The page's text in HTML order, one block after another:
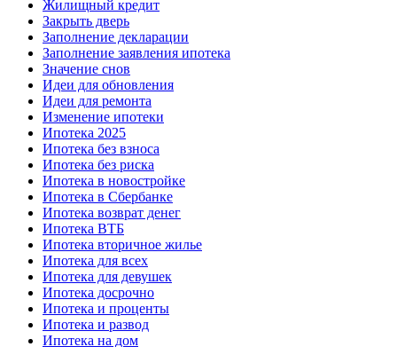
Жилищный кредит
Закрыть дверь
Заполнение декларации
Заполнение заявления ипотека
Значение снов
Идеи для обновления
Идеи для ремонта
Изменение ипотеки
Ипотека 2025
Ипотека без взноса
Ипотека без риска
Ипотека в новостройке
Ипотека в Сбербанке
Ипотека возврат денег
Ипотека ВТБ
Ипотека вторичное жилье
Ипотека для всех
Ипотека для девушек
Ипотека досрочно
Ипотека и проценты
Ипотека и развод
Ипотека на дом